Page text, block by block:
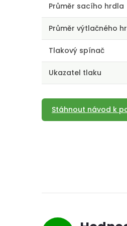
Průměr sacího hrdla
Průměr výtlačného
Tlakový spínač
Ukazatel tlaku
Stáhnout návod k